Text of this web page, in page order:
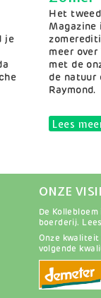
je
Zomer
Het
Magazine
meer over
met de
de natuur
Raymond.
Lees
ONZE
De
boerderij.
Onze
volgende